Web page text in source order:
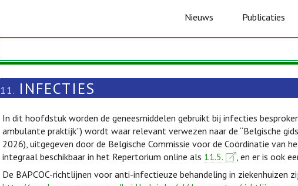
Nieuws Publicaties
11. INFECTIES
In dit hoofdstuk worden de geneesmiddelen gebruikt bij infecties
ambulante praktijk”) wordt waar relevant verwezen naar de “Belgische
2026), uitgegeven door de Belgische Commissie voor de Coördinatie van
integraal beschikbaar in het Repertorium online als 11.5. , en er is ook
De BAPCOC-richtlijnen voor anti-infectieuze behandeling in ziekenhuizen